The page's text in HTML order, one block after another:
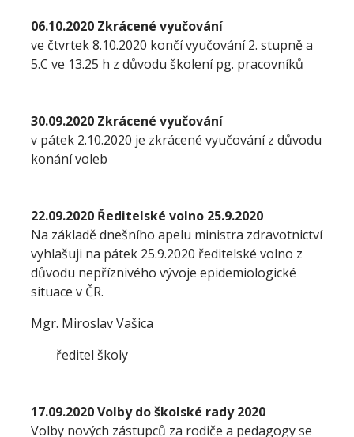
06.10.2020 Zkrácené vyučování
ve čtvrtek 8.10.2020 končí vyučování 2. stupně a
5.C ve 13.25 h z důvodu školení pg. pracovníků
30.09.2020 Zkrácené vyučování
v pátek 2.10.2020 je zkrácené vyučování z důvodu
konání voleb
22.09.2020 Ředitelské volno 25.9.2020
Na základě dnešního apelu ministra zdravotnictví
vyhlašuji na pátek 25.9.2020 ředitelské volno z
důvodu nepříznivého vývoje epidemiologické
situace v ČR.
Mgr. Miroslav Vašica
ředitel školy
17.09.2020 Volby do školské rady 2020
Volby nových zástupců za rodiče a pedagogy se